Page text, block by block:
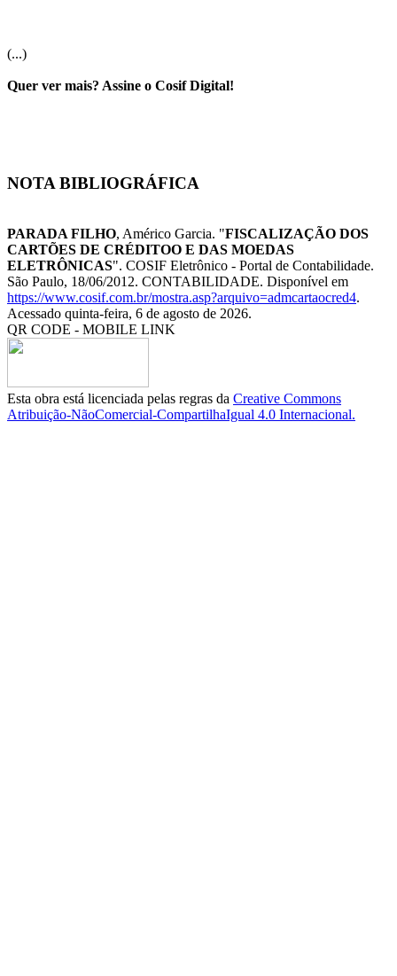
(...)
Quer ver mais? Assine o Cosif Digital!
NOTA BIBLIOGRÁFICA
PARADA FILHO, Américo Garcia. "FISCALIZAÇÃO DOS
CARTÕES DE CRÉDITOO E DAS MOEDAS
ELETRÔNICAS". COSIF Eletrônico - Portal de Contabilidade.
São Paulo, 18/06/2012. CONTABILIDADE. Disponível em
https://www.cosif.com.br/mostra.asp?arquivo=admcartaocred4.
Acessado quinta-feira, 6 de agosto de 2026.
QR CODE - MOBILE LINK
Esta obra está licenciada pelas regras da Creative Commons
Atribuição-NãoComercial-CompartilhaIgual 4.0 Internacional.